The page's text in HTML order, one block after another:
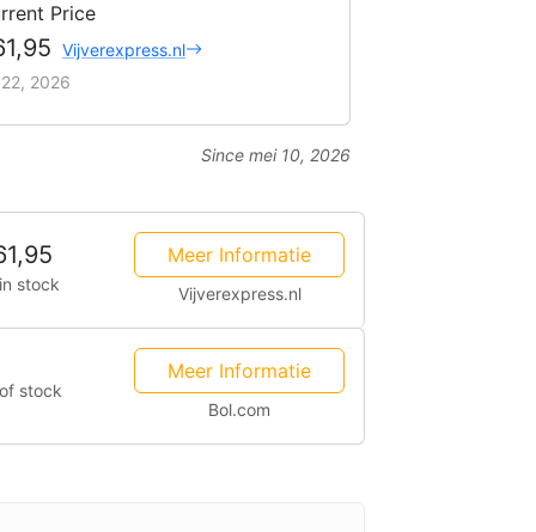
Price
Vijverexpress.nl
2026
Since mei 10, 2026
in stock
Meer Informatie
Vijverexpress.nl
stock
Meer Informatie
Bol.com